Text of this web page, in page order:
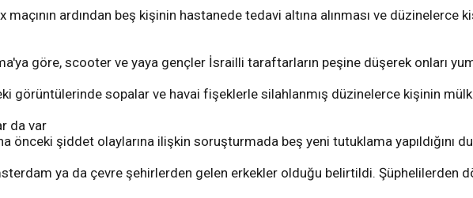
ardından beş kişinin hastanede tedavi altına alınması ve düzinelerce
göre, scooter ve yaya gençler İsrailli taraftarların peşine düşerek onları
görüntülerinde sopalar ve havai fişeklerle silahlanmış düzinelerce kişinin
da var
önceki şiddet olaylarına ilişkin soruşturmada beş yeni tutuklama yapıldığını
ya da çevre şehirlerden gelen erkekler olduğu belirtildi. Şüphelilerden